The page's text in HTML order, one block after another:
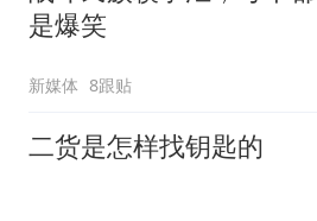
是爆笑
新媒体 8跟贴
二货是怎样找钥匙的